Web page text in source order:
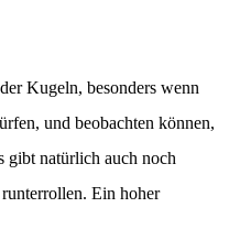
Kugeln, besonders wenn
und beobachten können,
gibt natürlich auch noch
Ein hoher